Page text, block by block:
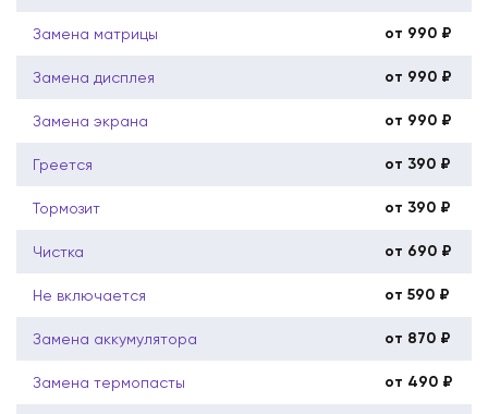
Замена матрицы от 990 ₽
Замена дисплея от 990 ₽
Замена экрана от 990 ₽
Греется от 390 ₽
Тормозит от 390 ₽
Чистка от 690 ₽
Не включается от 590 ₽
Замена аккумулятора от 870 ₽
Замена термопасты от 490 ₽